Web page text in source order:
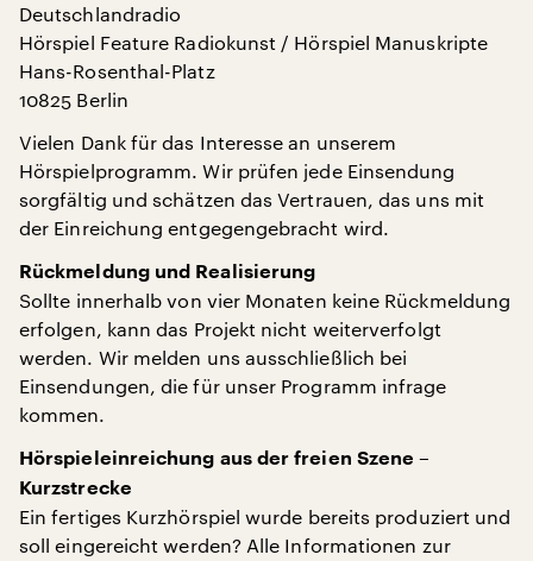
Deutschlandradio
Hörspiel Feature Radiokunst / Hörspiel Manuskripte
Hans-Rosenthal-Platz
10825 Berlin
Vielen Dank für das Interesse an unserem
Hörspielprogramm. Wir prüfen jede Einsendung
sorgfältig und schätzen das Vertrauen, das uns mit
der Einreichung entgegengebracht wird.
Rückmeldung und Realisierung
Sollte innerhalb von vier Monaten keine Rückmeldung
erfolgen, kann das Projekt nicht weiterverfolgt
werden. Wir melden uns ausschließlich bei
Einsendungen, die für unser Programm infrage
kommen.
Hörspieleinreichung aus der freien Szene –
Kurzstrecke
Ein fertiges Kurzhörspiel wurde bereits produziert und
soll eingereicht werden? Alle Informationen zur